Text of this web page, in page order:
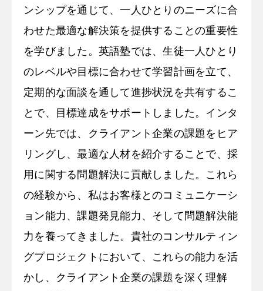
ンシップを通じて、一人ひとりのニーズに合
わせた最適な解決策を提供することの重要性
を学びました。英語塾では、生徒一人ひとり
のレベルや目標に合わせて学習計画を立て、
定期的な面談を通して進捗状況を共有するこ
とで、目標達成をサポートしました。インタ
ーン先では、クライアント企業の課題をヒア
リングし、最適な人材を紹介することで、採
用に関する問題解決に貢献しました。これら
の経験から、私はお客様とのコミュニケーシ
ョン能力、課題発見能力、そして問題解決能
力を養ってきました。貴社のコンサルティン
グプロジェクトにおいて、これらの能力を活
かし、クライアント企業の課題を深く理解